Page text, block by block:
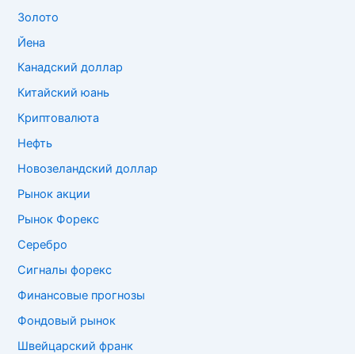
Золото
Йена
Канадский доллар
Китайский юань
Криптовалюта
Нефть
Новозеландский доллар
Рынок акции
Рынок Форекс
Серебро
Сигналы форекс
Финансовые прогнозы
Фондовый рынок
Швейцарский франк